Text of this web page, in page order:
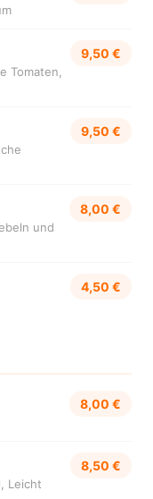
Tomaten,
9,50 €
9,50 €
und
8,00 €
4,50 €
8,00 €
Leicht
8,50 €